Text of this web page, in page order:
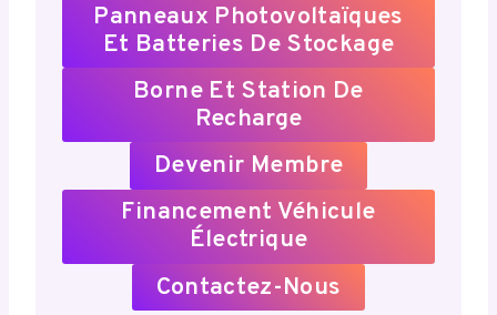
Panneaux Photovoltaïques
Et Batteries De Stockage
Borne Et Station De
Recharge
Devenir Membre
Financement Véhicule
Électrique
Contactez-Nous